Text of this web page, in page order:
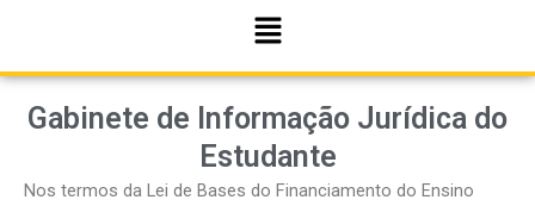
Menu
Gabinete de Informação Jurídica do
Estudante
Nos termos da Lei de Bases do Financiamento do Ensino